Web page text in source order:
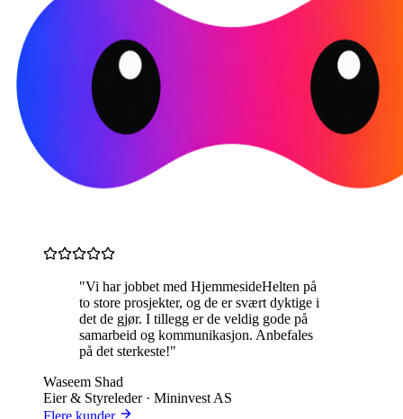
"Vi har jobbet med HjemmesideHelten på
to store prosjekter, og de er svært dyktige i
det de gjør. I tillegg er de veldig gode på
samarbeid og kommunikasjon. Anbefales
på det sterkeste!"
Waseem Shad
Eier & Styreleder · Mininvest AS